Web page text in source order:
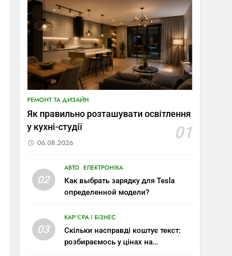
РЕМОНТ ТА ДИЗАЙН
Як правильно розташувати освітлення
у кухні-студії
01
06.08.2026
02
АВТО ЕЛЕКТРОНІКА
Как выбрать зарядку для Tesla
определенной модели?
03
КАР'ЄРА І БІЗНЕС
Скільки насправді коштує текст:
розбираємось у цінах на